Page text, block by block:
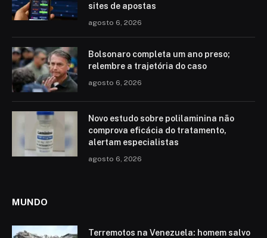
sites de apostas
agosto 6, 2026
Bolsonaro completa um ano preso;
relembre a trajetória do caso
agosto 6, 2026
Novo estudo sobre polilaminina não
comprova eficácia do tratamento,
alertam especialistas
agosto 6, 2026
MUNDO
Terremotos na Venezuela: homem salvo